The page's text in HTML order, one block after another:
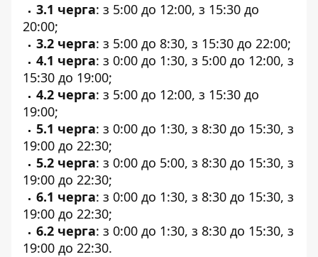
3.1 черга: з 5:00 до 12:00, з 15:30 до
20:00;
3.2 черга: з 5:00 до 8:30, з 15:30 до 22:00;
4.1 черга: з 0:00 до 1:30, з 5:00 до 12:00, з
15:30 до 19:00;
4.2 черга: з 5:00 до 12:00, з 15:30 до
19:00;
5.1 черга: з 0:00 до 1:30, з 8:30 до 15:30, з
19:00 до 22:30;
5.2 черга: з 0:00 до 5:00, з 8:30 до 15:30, з
19:00 до 22:30;
6.1 черга: з 0:00 до 1:30, з 8:30 до 15:30, з
19:00 до 22:30;
6.2 черга: з 0:00 до 1:30, з 8:30 до 15:30, з
19:00 до 22:30.